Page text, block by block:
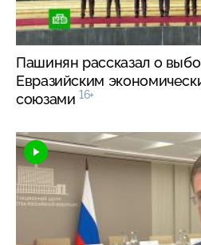
Пашинян рассказал о
Евразийским
союзами 16+